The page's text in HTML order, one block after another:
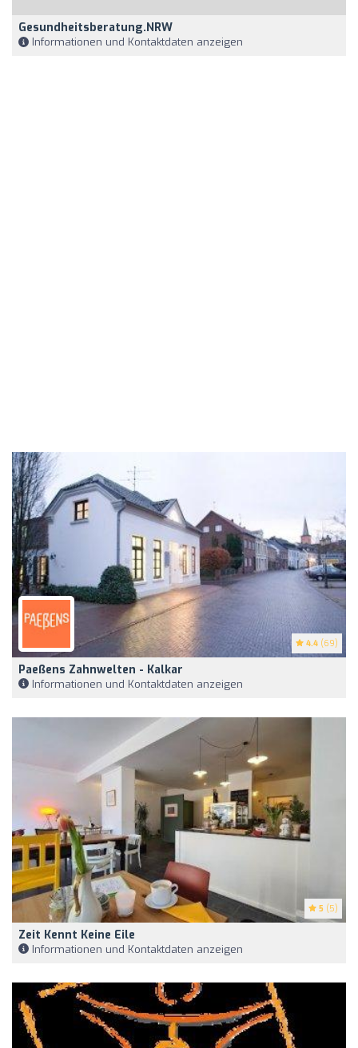
Gesundheitsberatung.NRW
Informationen und Kontaktdaten anzeigen
4.4 (69)
Paeßens Zahnwelten - Kalkar
Informationen und Kontaktdaten anzeigen
5 (5)
Zeit Kennt Keine Eile
Informationen und Kontaktdaten anzeigen